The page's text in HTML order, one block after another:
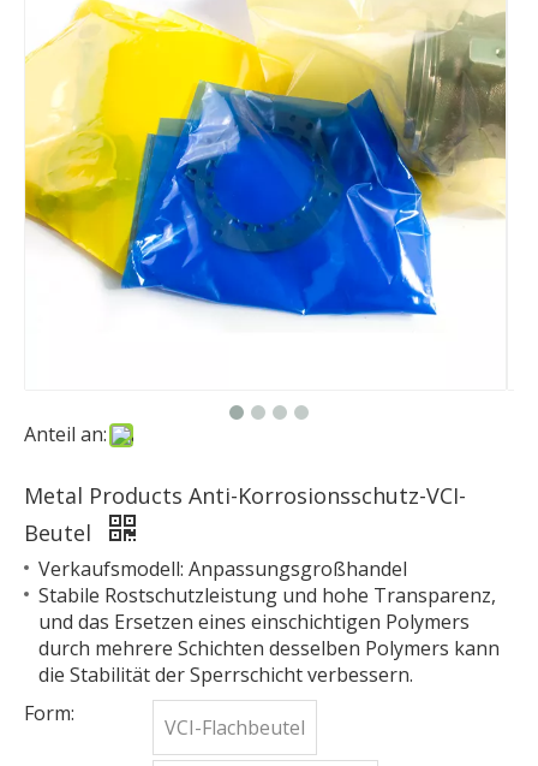
Anteil an:
Metal Products Anti-Korrosionsschutz-VCI-
Beutel
Verkaufsmodell: Anpassungsgroßhandel
Stabile Rostschutzleistung und hohe Transparenz,
und das Ersetzen eines einschichtigen Polymers
durch mehrere Schichten desselben Polymers kann
die Stabilität der Sperrschicht verbessern.
Form:
VCI-Flachbeutel